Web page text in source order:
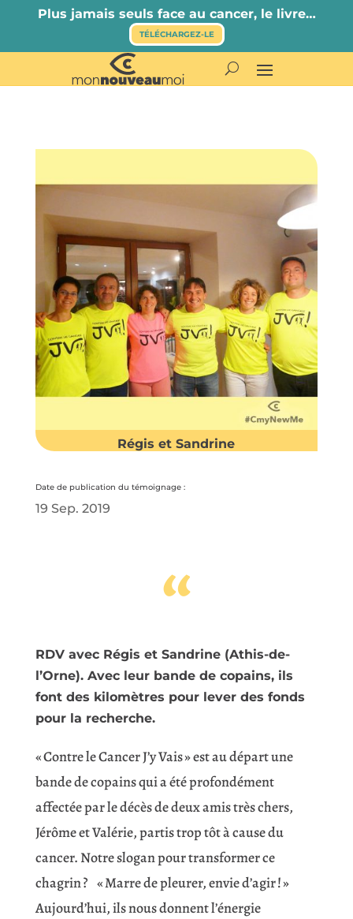
Plus jamais seuls face au cancer, le livre…
TÉLÉCHARGEZ-LE
Régis et Sandrine
Date de publication du témoignage :
19 Sep. 2019
“
RDV avec Régis et Sandrine (Athis-de-
l’Orne). Avec leur bande de copains, ils
font des kilomètres pour lever des fonds
pour la recherche.
« Contre le Cancer J’y Vais » est au départ une
bande de copains qui a été profondément
affectée par le décès de deux amis très chers,
Jérôme et Valérie, partis trop tôt à cause du
cancer. Notre slogan pour transformer ce
chagrin ? « Marre de pleurer, envie d’agir ! »
Aujourd’hui, ils nous donnent l’énergie